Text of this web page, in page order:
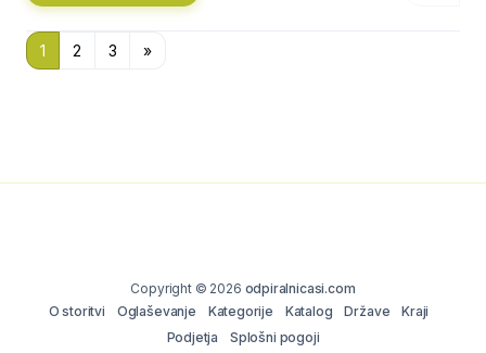
1 2 3 »
Copyright © 2026 odpiralnicasi.com
O storitvi
Oglaševanje Kategorije Katalog Države
Kraji
Podjetja
Splošni pogoji